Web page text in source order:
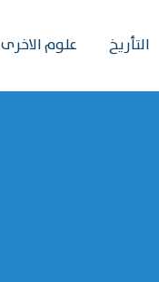
التأريخ علوم الاخرى